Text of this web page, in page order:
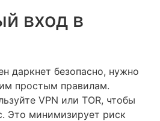
вход в
даркнет безопасно, нужно
простым правилам.
VPN или TOR, чтобы
Это минимизирует риск